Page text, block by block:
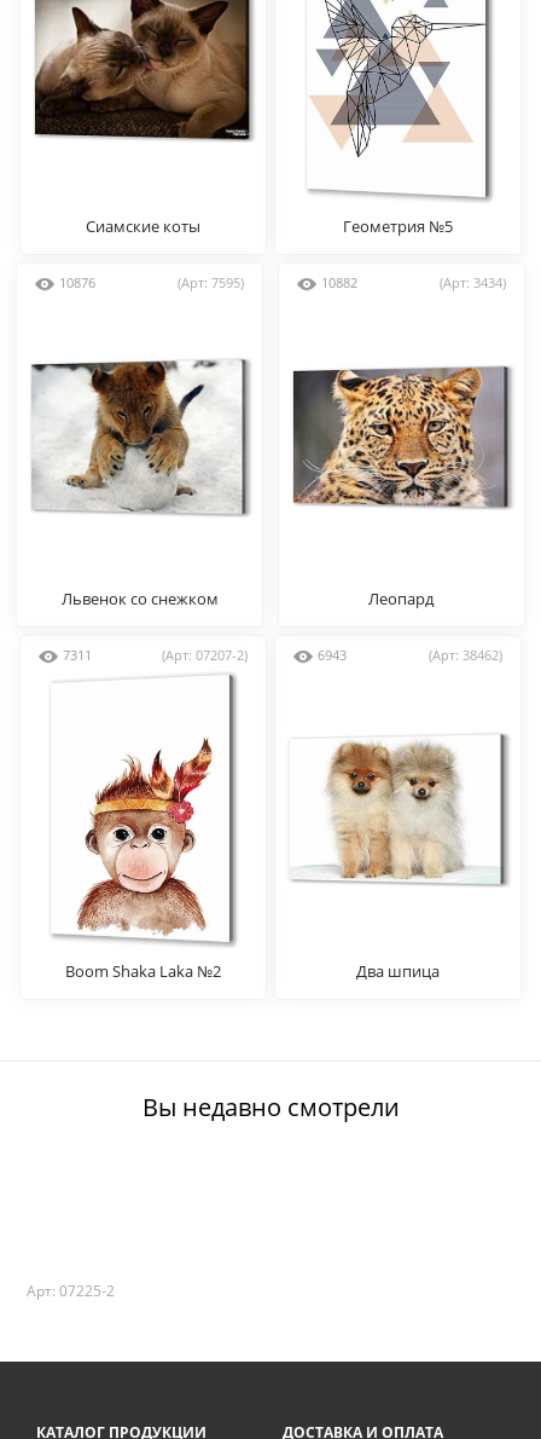
Сиамские коты Геометрия №5
10876 (Арт: 7595)
Львенок со снежком
10882 (Арт: 3434)
Леопард
7311 (Арт: 07207-2)
Boom Shaka Laka №2
6943 (Арт: 38462)
Два шпица
Вы недавно смотрели
Арт: 07225-2
КАТАЛОГ ПРОДУКЦИИ ДОСТАВКА И ОПЛАТА